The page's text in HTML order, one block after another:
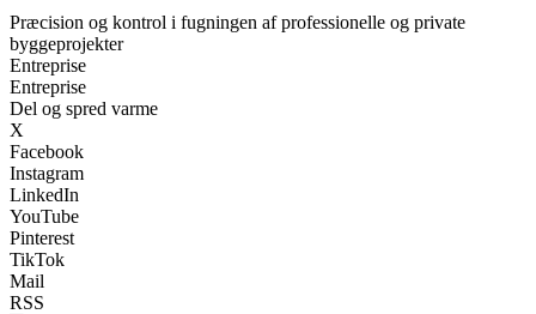
Præcision og kontrol i fugningen af professionelle og private
byggeprojekter
Entreprise
Entreprise
Del og spred varme
X
Facebook
Instagram
LinkedIn
YouTube
Pinterest
TikTok
Mail
RSS